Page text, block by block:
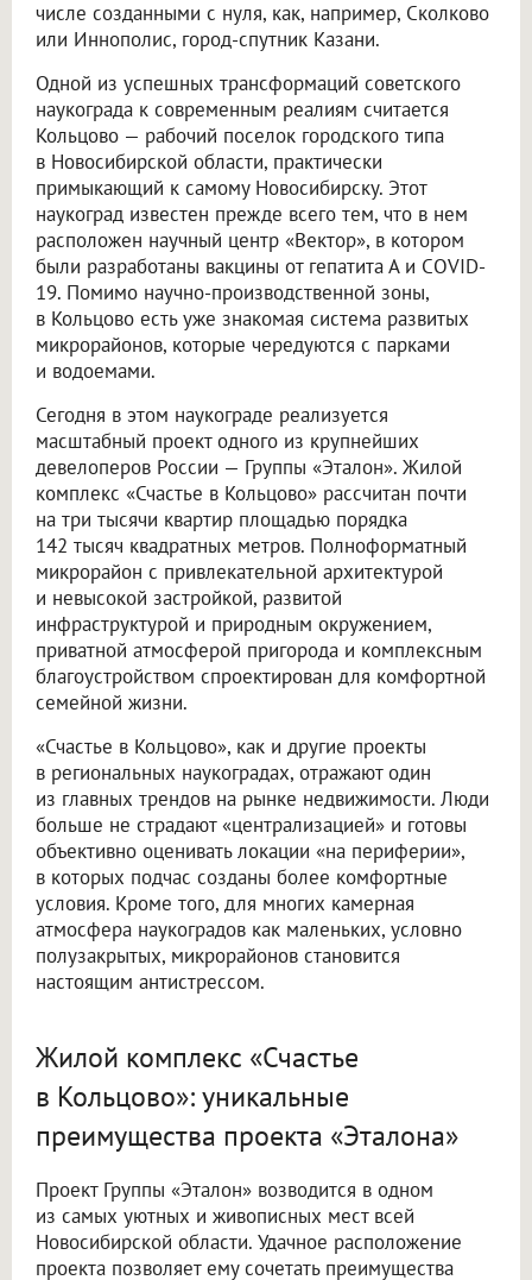
числе созданными с нуля, как, например, Сколково
или Иннополис, город-спутник Казани.
Одной из успешных трансформаций советского
наукограда к современным реалиям считается
Кольцово — рабочий поселок городского типа
в Новосибирской области, практически
примыкающий к самому Новосибирску. Этот
наукоград известен прежде всего тем, что в нем
расположен научный центр «Вектор», в котором
были разработаны вакцины от гепатита А и COVID-
19. Помимо научно-производственной зоны,
в Кольцово есть уже знакомая система развитых
микрорайонов, которые чередуются с парками
и водоемами.
Сегодня в этом наукограде реализуется
масштабный проект одного из крупнейших
девелоперов России — Группы «Эталон». Жилой
комплекс «Счастье в Кольцово» рассчитан почти
на три тысячи квартир площадью порядка
142 тысяч квадратных метров. Полноформатный
микрорайон с привлекательной архитектурой
и невысокой застройкой, развитой
инфраструктурой и природным окружением,
приватной атмосферой пригорода и комплексным
благоустройством спроектирован для комфортной
семейной жизни.
«Счастье в Кольцово», как и другие проекты
в региональных наукоградах, отражают один
из главных трендов на рынке недвижимости. Люди
больше не страдают «централизацией» и готовы
объективно оценивать локации «на периферии»,
в которых подчас созданы более комфортные
условия. Кроме того, для многих камерная
атмосфера наукоградов как маленьких, условно
полузакрытых, микрорайонов становится
настоящим антистрессом.
Жилой комплекс «Счастье
в Кольцово»: уникальные
преимущества проекта «Эталона»
Проект Группы «Эталон» возводится в одном
из самых уютных и живописных мест всей
Новосибирской области. Удачное расположение
проекта позволяет ему сочетать преимущества